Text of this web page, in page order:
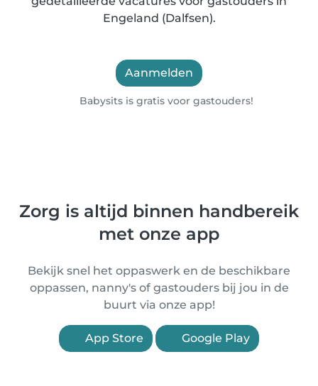
Engeland (Dalfsen).
Aanmelden
Babysits is gratis voor gastouders!
Zorg is altijd binnen handbereik
met onze app
Bekijk snel het oppaswerk en de beschikbare
oppassen, nanny's of gastouders bij jou in de
buurt via onze app!
App Store Google Play